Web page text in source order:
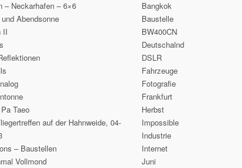
– Neckarhafen – 6×6
Abendsonne
II
Taeo
auf der Hahnweide, 04-
– Baustellen
Vollmond
Bangkok
Baustelle
BW400CN
Deutschalnd
DSLR
Fahrzeuge
Fotografie
Frankfurt
Herbst
Impossible
Industrie
Internet
Juni